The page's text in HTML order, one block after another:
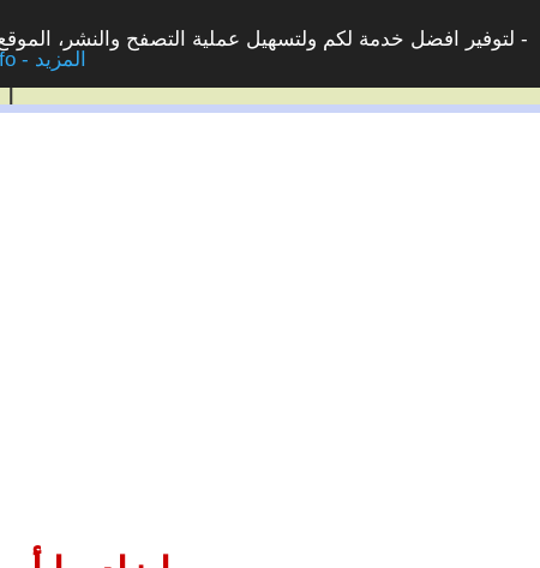
لتوفير افضل خدمة لكم ولتسهيل عملية التصفح والنشر،
More info - المزيد